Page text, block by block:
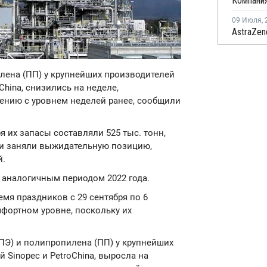
(ПП) у крупнейших производителей
снизились на неделе,
с уровнем неделей ранее, сообщили
их запасы составляли 525 тыс. тонн,
заняли выжидательную позицию,
периодом 2022 года.
праздников с 29 сентября по 6
уровне, поскольку их
и полипропилена (ПП) у крупнейших
Sinopec и PetroChina, выросла на
09 Июля,